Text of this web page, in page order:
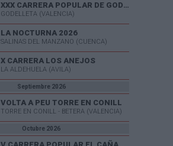
XXX CARRERA POPULAR DE GODELLETA
GODELLETA (VALENCIA)
LA NOCTURNA 2026
SALINAS DEL MANZANO (CUENCA)
X CARRERA LOS ANEJOS
LA ALDEHUELA (AVILA)
Septiembre 2026
VOLTA A PEU TORRE EN CONILL
TORRE EN CONILL - BETERA (VALENCIA)
Octubre 2026